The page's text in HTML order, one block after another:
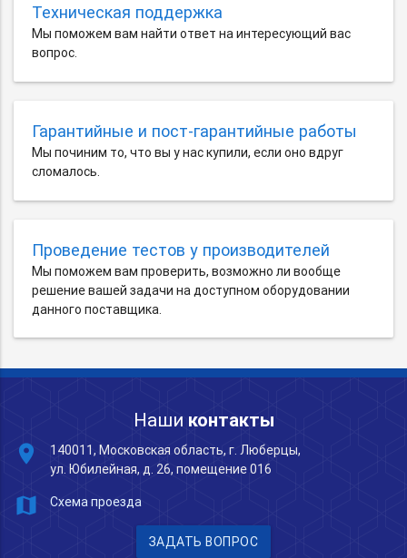
Техническая поддержка
Мы поможем вам найти ответ на интересующий вас
вопрос.
Гарантийные и пост-гарантийные работы
Мы починим то, что вы у нас купили, если оно вдруг
сломалось.
Проведение тестов у производителей
Мы поможем вам проверить, возможно ли вообще
решение вашей задачи на доступном оборудовании
данного поставщика.
Наши контакты
place
140011, Московская область, г. Люберцы,
ул. Юбилейная, д. 26, помещение 016
map Схема проезда
ЗАДАТЬ ВОПРОС